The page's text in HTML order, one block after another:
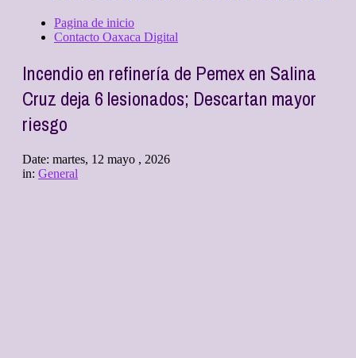
Pagina de inicio
Contacto Oaxaca Digital
Incendio en refinería de Pemex en Salina
Cruz deja 6 lesionados; Descartan mayor
riesgo
Date: martes, 12 mayo , 2026
in: General